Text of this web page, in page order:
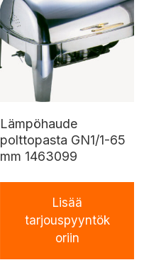
Lämpöhaude
polttopasta GN1/1-65
mm 1463099
Lisää
tarjouspyyntök
oriin